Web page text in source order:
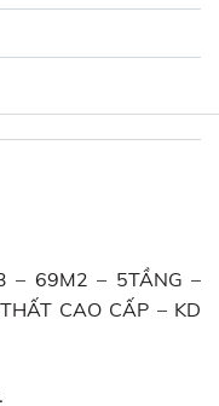
– 69M2 – 5TẦNG –
CAO CẤP – KD